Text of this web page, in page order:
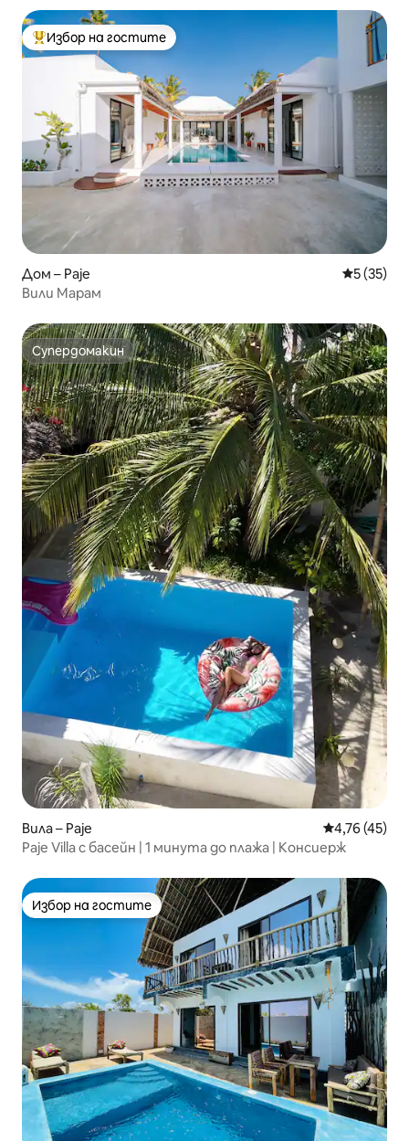
Най-популярен избор на гостите
Избор на гостите
Дом – Paje Средна
5 (35)
Вили Марам
Супердомакин
Супердомакин
Вила – Paje Средна
4,76 (45)
Paje Villa с басейн | 1 минута до плажа | Консиерж
Избор на гостите
Избор на гостите